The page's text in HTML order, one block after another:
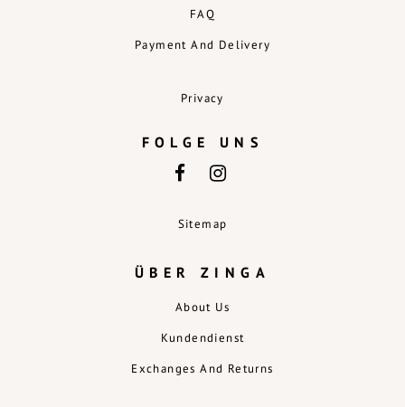
FAQ
Payment And Delivery
Privacy
ÜBER ZINGA
About Us
Kundendienst
Exchanges And Returns
FOLGE UNS
Sitemap